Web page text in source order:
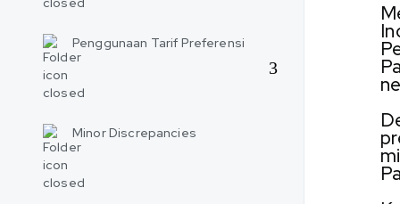
Penggunaan Tarif Preferensi
Minor Discrepancies